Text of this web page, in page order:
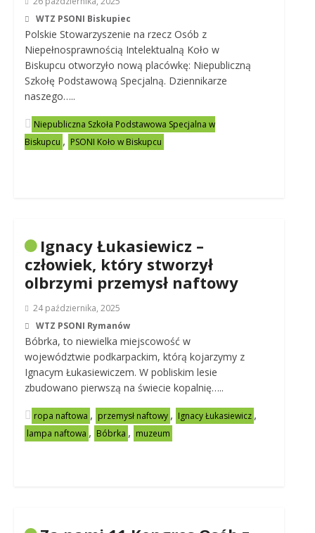
WTZ PSONI Biskupiec
Polskie Stowarzyszenie na rzecz Osób z
Niepełnosprawnością Intelektualną Koło w
Biskupcu otworzyło nową placówkę: Niepubliczną
Szkołę Podstawową Specjalną. Dziennikarze
naszego…..
Niepubliczna Szkoła Podstawowa Specjalna w
Biskupcu , PSONI Koło w Biskupcu
Ignacy Łukasiewicz –
człowiek, który stworzył
olbrzymi przemysł naftowy
24 października, 2025
WTZ PSONI Rymanów
Bóbrka, to niewielka miejscowość w
województwie podkarpackim, którą kojarzymy z
Ignacym Łukasiewiczem. W pobliskim lesie
zbudowano pierwszą na świecie kopalnię…..
ropa naftowa , przemysł naftowy , Ignacy Łukasiewicz ,
lampa naftowa , Bóbrka , muzeum